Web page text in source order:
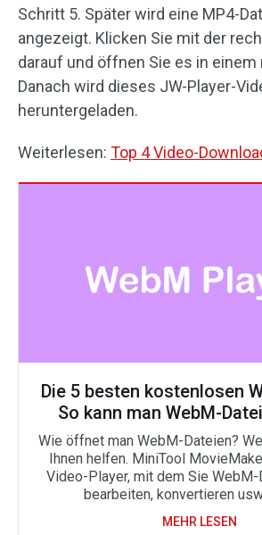
Schritt 5. Später wird eine MP4-
angezeigt. Klicken Sie mit der
darauf und öffnen Sie es in einem
Danach wird dieses JW-Player-
heruntergeladen.
Weiterlesen: Top 4 Video-
Die 5 besten kostenlosen
So kann man WebM-
Wie öffnet man WebM-Dateien?
Ihnen helfen. MiniTool
Video-Player, mit dem Sie
bearbeiten, konvertieren
MEHR LESEN